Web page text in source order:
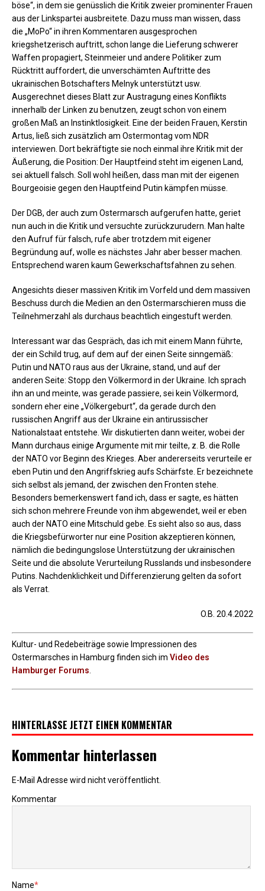
böse“, in dem sie genüsslich die Kritik zweier prominenter Frauen
aus der Linkspartei ausbreitete. Dazu muss man wissen, dass
die „MoPo“ in ihren Kommentaren ausgesprochen
kriegshetzerisch auftritt, schon lange die Lieferung schwerer
Waffen propagiert, Steinmeier und andere Politiker zum
Rücktritt auffordert, die unverschämten Auftritte des
ukrainischen Botschafters Melnyk unterstützt usw.
Ausgerechnet dieses Blatt zur Austragung eines Konflikts
innerhalb der Linken zu benutzen, zeugt schon von einem
großen Maß an Instinktlosigkeit. Eine der beiden Frauen, Kerstin
Artus, ließ sich zusätzlich am Ostermontag vom NDR
interviewen. Dort bekräftigte sie noch einmal ihre Kritik mit der
Äußerung, die Position: Der Hauptfeind steht im eigenen Land,
sei aktuell falsch. Soll wohl heißen, dass man mit der eigenen
Bourgeoisie gegen den Hauptfeind Putin kämpfen müsse.
Der DGB, der auch zum Ostermarsch aufgerufen hatte, geriet
nun auch in die Kritik und versuchte zurückzurudern. Man halte
den Aufruf für falsch, rufe aber trotzdem mit eigener
Begründung auf, wolle es nächstes Jahr aber besser machen.
Entsprechend waren kaum Gewerkschaftsfahnen zu sehen.
Angesichts dieser massiven Kritik im Vorfeld und dem massiven
Beschuss durch die Medien an den Ostermarschieren muss die
Teilnehmerzahl als durchaus beachtlich eingestuft werden.
Interessant war das Gespräch, das ich mit einem Mann führte,
der ein Schild trug, auf dem auf der einen Seite sinngemäß:
Putin und NATO raus aus der Ukraine, stand, und auf der
anderen Seite: Stopp den Völkermord in der Ukraine. Ich sprach
ihn an und meinte, was gerade passiere, sei kein Völkermord,
sondern eher eine „Völkergeburt“, da gerade durch den
russischen Angriff aus der Ukraine ein antirussischer
Nationalstaat entstehe. Wir diskutierten dann weiter, wobei der
Mann durchaus einige Argumente mit mir teilte, z. B. die Rolle
der NATO vor Beginn des Krieges. Aber andererseits verurteile er
eben Putin und den Angriffskrieg aufs Schärfste. Er bezeichnete
sich selbst als jemand, der zwischen den Fronten stehe.
Besonders bemerkenswert fand ich, dass er sagte, es hätten
sich schon mehrere Freunde von ihm abgewendet, weil er eben
auch der NATO eine Mitschuld gebe. Es sieht also so aus, dass
die Kriegsbefürworter nur eine Position akzeptieren können,
nämlich die bedingungslose Unterstützung der ukrainischen
Seite und die absolute Verurteilung Russlands und insbesondere
Putins. Nachdenklichkeit und Differenzierung gelten da sofort
als Verrat.
O.B. 20.4.2022
Kultur- und Redebeiträge sowie Impressionen des
Ostermarsches in Hamburg finden sich im Video des
Hamburger Forums
HINTERLASSE JETZT EINEN KOMMENTAR
Kommentar hinterlassen
E-Mail Adresse wird nicht veröffentlicht.
Kommentar
Name*